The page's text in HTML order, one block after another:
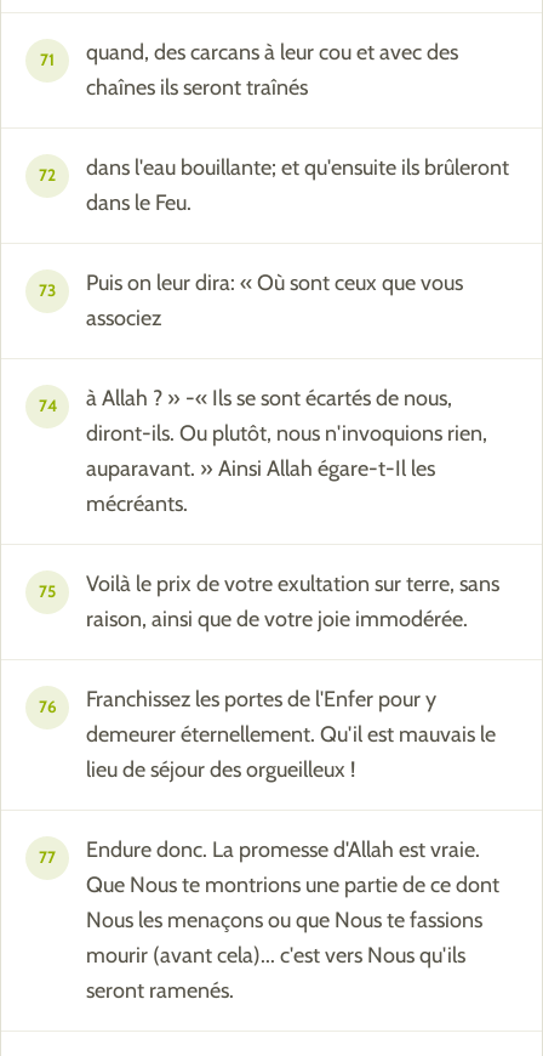
71
quand, des carcans à leur cou et avec des
chaînes ils seront traînés
72
dans l'eau bouillante; et qu'ensuite ils brûleront
dans le Feu.
73
Puis on leur dira: « Où sont ceux que vous
associez
74
à Allah ? » -« Ils se sont écartés de nous,
diront-ils. Ou plutôt, nous n'invoquions rien,
auparavant. » Ainsi Allah égare-t-Il les
mécréants.
75
Voilà le prix de votre exultation sur terre, sans
raison, ainsi que de votre joie immodérée.
76
Franchissez les portes de l'Enfer pour y
demeurer éternellement. Qu'il est mauvais le
lieu de séjour des orgueilleux !
77
Endure donc. La promesse d'Allah est vraie.
Que Nous te montrions une partie de ce dont
Nous les menaçons ou que Nous te fassions
mourir (avant cela)... c'est vers Nous qu'ils
seront ramenés.